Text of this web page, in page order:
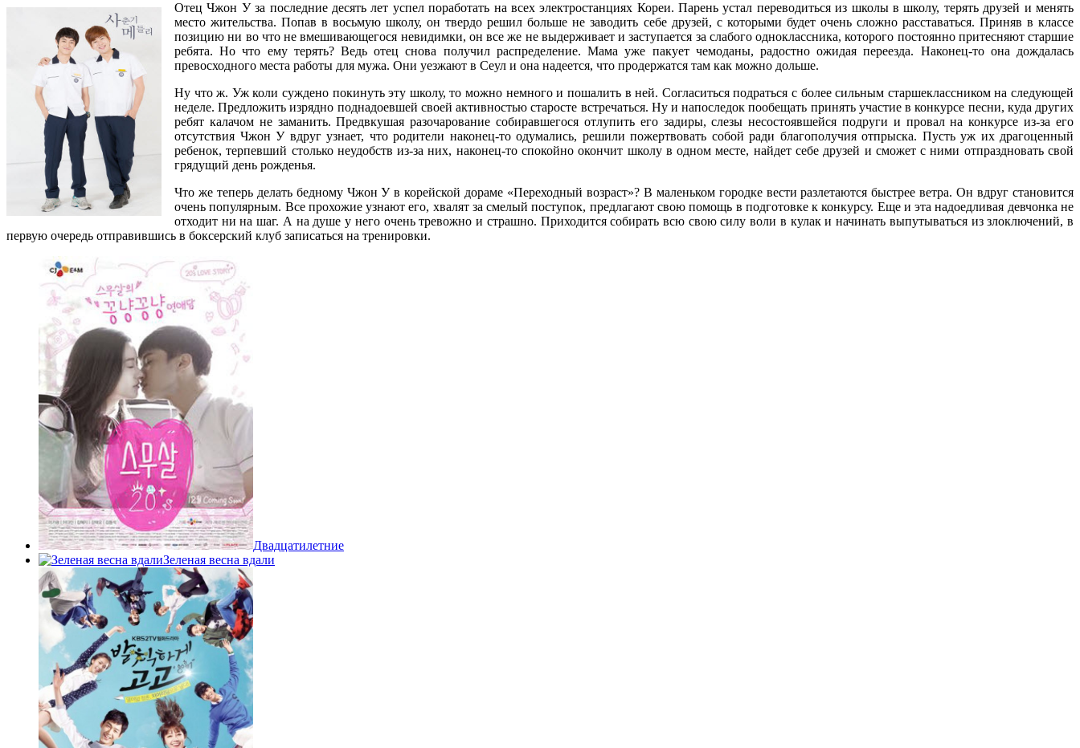
Отец Чжон У за последние десять лет успел поработать на всех электростанциях Кореи. Парень устал переводиться из школы в школу, терять друзей и менять
место жительства. Попав в восьмую школу, он твердо решил больше не заводить себе друзей, с которыми будет очень сложно расставаться. Приняв в классе
позицию ни во что не вмешивающегося невидимки, он все же не выдерживает и заступается за слабого одноклассника, которого постоянно притесняют старшие
ребята. Но что ему терять? Ведь отец снова получил распределение. Мама уже пакует чемоданы, радостно ожидая переезда. Наконец-то она дождалась
превосходного места работы для мужа. Они уезжают в Сеул и она надеется, что продержатся там как можно дольше.
Ну что ж. Уж коли суждено покинуть эту школу, то можно немного и пошалить в ней. Согласиться подраться с более сильным старшеклассником на следующей
неделе. Предложить изрядно поднадоевшей своей активностью старосте встречаться. Ну и напоследок пообещать принять участие в конкурсе песни, куда других
ребят калачом не заманить. Предвкушая разочарование собиравшегося отлупить его задиры, слезы несостоявшейся подруги и провал на конкурсе из-за его
отсутствия Чжон У вдруг узнает, что родители наконец-то одумались, решили пожертвовать собой ради благополучия отпрыска. Пусть уж их драгоценный
ребенок, терпевший столько неудобств из-за них, наконец-то спокойно окончит школу в одном месте, найдет себе друзей и сможет с ними отпраздновать свой
грядущий день рожденья.
Что же теперь делать бедному Чжон У в корейской дораме «Переходный возраст»? В маленьком городке вести разлетаются быстрее ветра. Он вдруг становится
очень популярным. Все прохожие узнают его, хвалят за смелый поступок, предлагают свою помощь в подготовке к конкурсу. Еще и эта надоедливая девчонка не
отходит ни на шаг. А на душе у него очень тревожно и страшно. Приходится собирать всю свою силу воли в кулак и начинать выпутываться из злоключений, в
первую очередь отправившись в боксерский клуб записаться на тренировки.
Двадцатилетние
Зеленая весна вдали